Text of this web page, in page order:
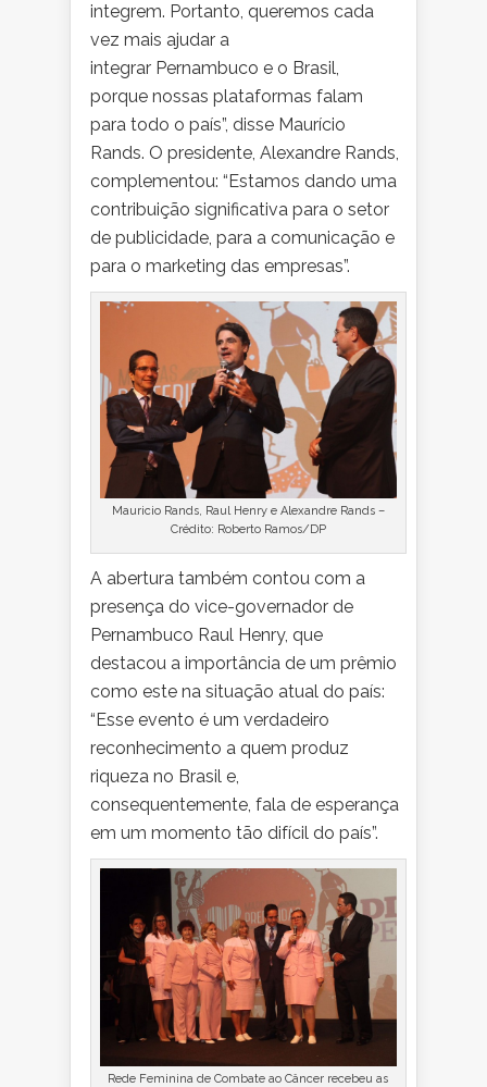
integrem. Portanto, queremos cada
vez mais ajudar a
integrar Pernambuco e o Brasil,
porque nossas plataformas falam
para todo o país”, disse Maurício
Rands. O presidente, Alexandre Rands,
complementou: “Estamos dando uma
contribuição significativa para o setor
de publicidade, para a comunicação e
para o marketing das empresas”.
Mauricio Rands, Raul Henry e Alexandre Rands –
Crédito: Roberto Ramos/DP
A abertura também contou com a
presença do vice-governador de
Pernambuco Raul Henry, que
destacou a importância de um prêmio
como este na situação atual do país:
“Esse evento é um verdadeiro
reconhecimento a quem produz
riqueza no Brasil e,
consequentemente, fala de esperança
em um momento tão difícil do país”.
Rede Feminina de Combate ao Câncer recebeu as